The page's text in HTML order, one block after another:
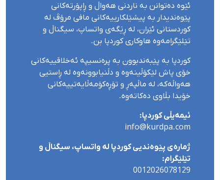
ئێوە دەتوانن بە ناردنی هەواڵ و ڕاپۆرتەکانی
پێوەندیدار بە پیشێلکارییەکانی مافی مرۆڤ لە
کوردستانی ئێران، لە ڕێگەی واتساپ، سیگناڵ و
تێلێگرامەوە هاوکاری کوردپا بن.
کوردپا بە پێبەندبوون بە پرەنسیپە ئەخلاقییەکانی
خۆی پاش لێکۆڵینەوە و دڵنیابوونەوە لە ڕاستیی
هەواڵەکە، لە ماڵپەڕ و تۆڕەکۆمەڵایەتییەکانی
خۆیدا بڵاوی دەکاتەوە.
ئیمەیڵی کوردپا:
info@kurdpa.com
ژمارەی پێوەندیی کوردپا لە واتساپ، سیگناڵ و
تێلێگرام:
0012026078129